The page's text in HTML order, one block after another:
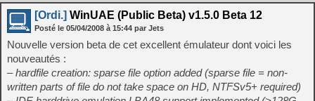
[Ordi.] WinUAE (Public Beta) v1.5.0 Beta 12
Posté le 05/04/2008 à 15:44 par Jets
Nouvelle version beta de cet excellent émulateur dont voici les
nouveautés :
– hardfile creation: sparse file option added (sparse file = non-
written parts of file do not take space on HD, NTFSv5+ required)